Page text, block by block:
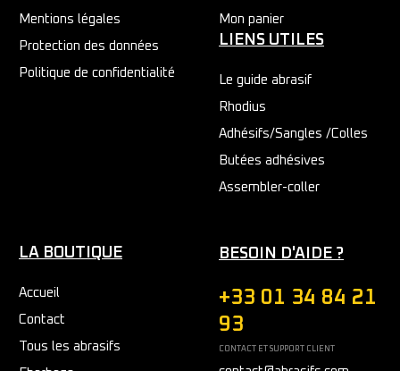
Mentions légales
Protection des données
Politique de confidentialité
Mon panier
LIENS UTILES
Le guide abrasif
Rhodius
Adhésifs/Sangles /Colles
Butées adhésives
Assembler-coller
LA BOUTIQUE
Accueil
Contact
Tous les abrasifs
BESOIN D'AIDE ?
+33 01 34 84 21
93
CONTACT ET SUPPORT CLIENT